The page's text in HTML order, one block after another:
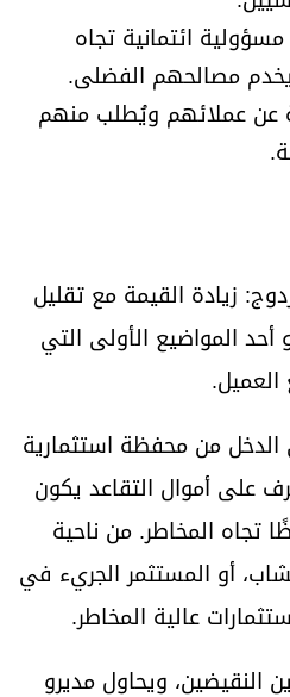
ائتمانية تجاه
مصالحهم الفضلى.
عن عملائهم ويُطلب منهم
زيادة القيمة مع تقليل
المواضيع الأولى التي
من محفظة استثمارية
على أموال التقاعد يكون
تجاه المخاطر. من ناحية
أو المستثمر الجريء في
عالية المخاطر.
ويحاول مديرو